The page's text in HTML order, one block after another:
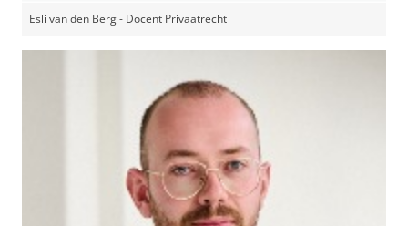
Esli van den Berg - Docent Privaatrecht